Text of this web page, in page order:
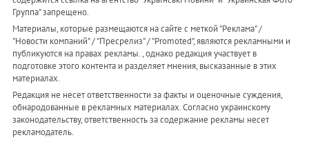
Группа" запрещено.
Материалы, которые размещаются на сайте с меткой "Реклама" /
"Новости компаний" / "Пресрелиз" / "Promoted", являются рекламными и
публикуются на правах рекламы. , однако редакция участвует в
подготовке этого контента и разделяет мнения, высказанные в этих
материалах.
Редакция не несет ответственности за факты и оценочные суждения,
обнародованные в рекламных материалах. Согласно украинскому
законодательству, ответственность за содержание рекламы несет
рекламодатель.